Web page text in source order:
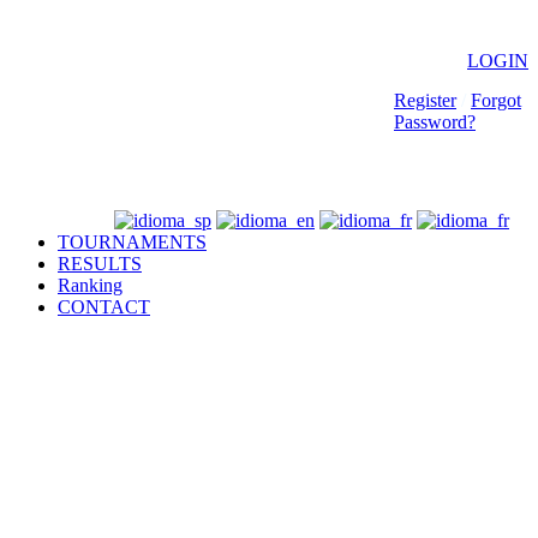
LOGIN
Register
Forgot
Password?
TOURNAMENTS
RESULTS
Ranking
CONTACT